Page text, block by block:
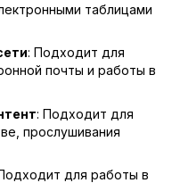
таблицами
: Подходит для
почты и работы в
: Подходит для
прослушивания
для работы в